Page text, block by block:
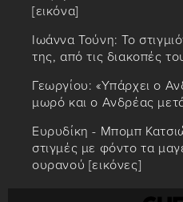
[εικόνα]
Ιωάννα Τούνη: Το
της, από τις διακοπές
Γεωργίου: «Υπάρχει ο
μωρό και ο Ανδρέας
Ευρυδίκη - Μπομπ
στιγμές με φόντο τα
ουρανού [εικόνες]